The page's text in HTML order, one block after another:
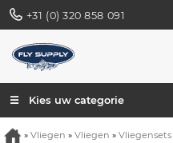
+31 (0) 320 858 091
☰ Kies uw categorie
» Vliegen » Vliegen » Vliegensets